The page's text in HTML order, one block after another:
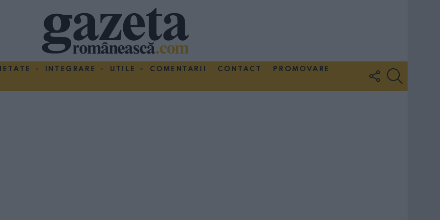
INTEGRARE UTILE COMENTARII CONTACT
PROMOVARE
FOLLOW
US